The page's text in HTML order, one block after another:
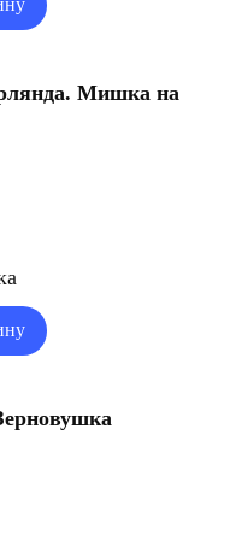
Мишка на